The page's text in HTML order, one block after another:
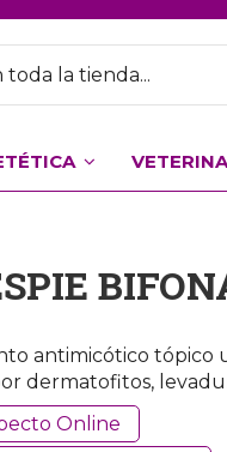
antimicótico tópico
dermatofitos,
Online